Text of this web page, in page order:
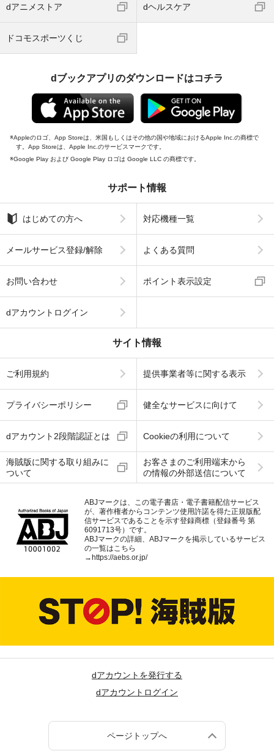
dアニメストア dヘルスケア
ドコモスポーツくじ
dブックアプリのダウンロードはコチラ
Appleのロゴ、App Storeは、米国もしくはその他の国や地域におけるApple Inc.の商標で
す。App Storeは、Apple Inc.のサービスマークです。
Google Play および Google Play ロゴは Google LLC の商標です。
サポート情報
はじめての方へ 対応機種一覧
メールサービス登録/解除 よくある質問
お問い合わせ ポイント表示設定
dアカウントログイン
サイト情報
ご利用規約 提供事業者等に関する表示
プライバシーポリシー 健全なサービスに向けて
dアカウント2段階認証とは Cookieの利用について
海賊版に関する取り組みに
ついて
お客さまのご利用端末から
の情報の外部送信について
ABJマークは、この電子書店・電子書籍配信サービス
が、著作権者からコンテンツ使用許諾を得た正規版配
信サービスであることを示す登録商標（登録番号 第
6091713号）です。
ABJマークの詳細、ABJマークを掲示しているサービス
の一覧はこちら
→ https://aebs.or.jp/
dアカウントを発行する
dアカウントログイン
ページトップへ